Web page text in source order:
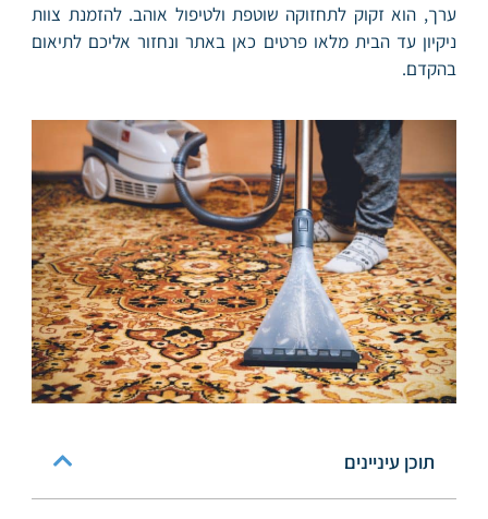
ערך, הוא זקוק לתחזוקה שוטפת ולטיפול אוהב. להזמנת צוות
ניקיון עד הבית מלאו פרטים כאן באתר ונחזור אליכם לתיאום
בהקדם.
תוכן עיניינים